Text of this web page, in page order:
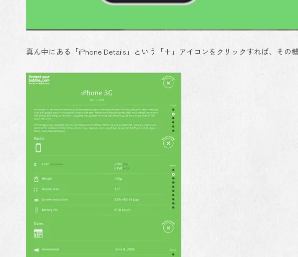
真ん中にある「iPhone Details」という「＋」アイコンをクリックすれば、その